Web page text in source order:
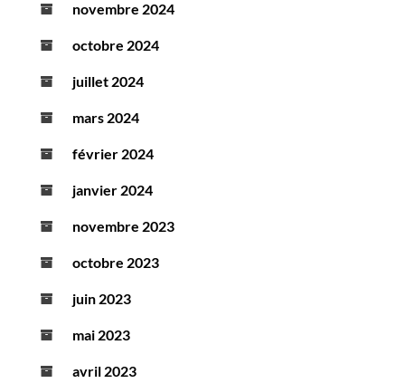
novembre 2024
octobre 2024
juillet 2024
mars 2024
février 2024
janvier 2024
novembre 2023
octobre 2023
juin 2023
mai 2023
avril 2023